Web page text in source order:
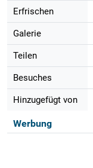
Erfrischen
Galerie
Teilen
Besuches
Hinzugefügt von
Werbung